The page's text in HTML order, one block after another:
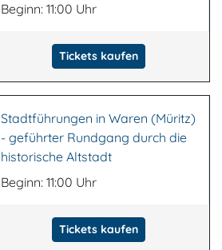
Beginn: 11:00 Uhr
Tickets kaufen
Stadtführungen in Waren (Müritz)
- geführter Rundgang durch die
historische Altstadt
Beginn: 11:00 Uhr
Tickets kaufen